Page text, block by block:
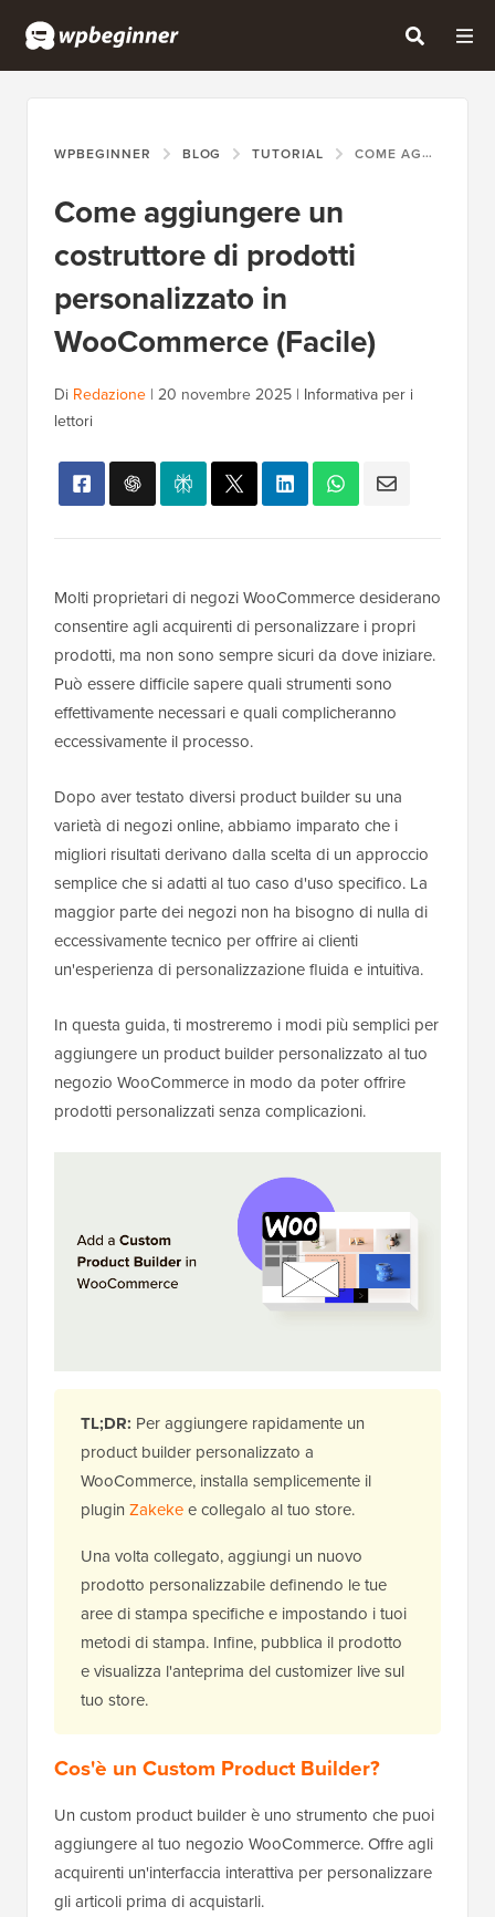
WPBEGINNER BLOG TUTORIAL COME AGGIUNGERE UN COSTRUTTORE DI PRODOTTI PERSONALIZZATO IN WOOCOMMERCE (FACILE)
Come aggiungere un
costruttore di prodotti
personalizzato in
WooCommerce (Facile)
Di Redazione | 20 novembre 2025 | Informativa per i
lettori
Molti proprietari di negozi WooCommerce desiderano
consentire agli acquirenti di personalizzare i propri
prodotti, ma non sono sempre sicuri da dove iniziare.
Può essere difficile sapere quali strumenti sono
effettivamente necessari e quali complicheranno
eccessivamente il processo.
Dopo aver testato diversi product builder su una
varietà di negozi online, abbiamo imparato che i
migliori risultati derivano dalla scelta di un approccio
semplice che si adatti al tuo caso d'uso specifico. La
maggior parte dei negozi non ha bisogno di nulla di
eccessivamente tecnico per offrire ai clienti
un'esperienza di personalizzazione fluida e intuitiva.
In questa guida, ti mostreremo i modi più semplici per
aggiungere un product builder personalizzato al tuo
negozio WooCommerce in modo da poter offrire
prodotti personalizzati senza complicazioni.
TL;DR: Per aggiungere rapidamente un
product builder personalizzato a
WooCommerce, installa semplicemente il
plugin Zakekee collegalo al tuo store.
Una volta collegato, aggiungi un nuovo
prodotto personalizzabile definendo le tue
aree di stampa specifiche e impostando i tuoi
metodi di stampa. Infine, pubblica il prodotto
e visualizza l'anteprima del customizer live sul
tuo store.
Cos'è un Custom Product Builder?
Un custom product builder è uno strumento che puoi
aggiungere al tuo negozio WooCommerce. Offre agli
acquirenti un'interfaccia interattiva per personalizzare
gli articoli prima di acquistarli.